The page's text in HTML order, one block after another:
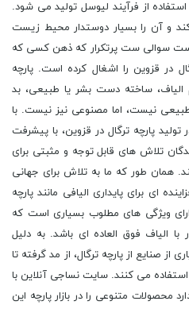
استفاده از فرآیند لیوسل تولید می شود.
و آن را بسیار دوستدار محیط زیست
است سوالی ست پرتکرار که ذهن کسی که
در قزوین را اشغال کرده است. پارچه
الیاف، ساخته دست بشر یا طبیعی، بد
نیست، اما مصنوعی نیز نیست. با
پارچه ترگال در قزوین، با پیشرفت
تلاش های قابل توجه و مثبتی برای
همان طور که ما به تلاش برای جهانی
ای برای پایداری الیافی مانند پارچه
ویژگی های مطلوب بسیاری است که
الیاف فوق العاده ای باشد. به دلیل
صنایع از پارچه ترگال، از مد گرفته تا
می کنند. سایت نساجی آنلاین با
محصولات متنوعی را در بازار پارچه این